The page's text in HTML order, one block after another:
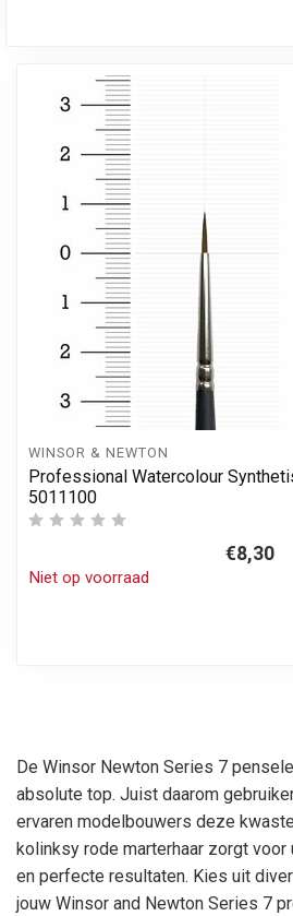
WINSOR & NEWTON
Professional Watercolour
5011100
€8,30
Niet op voorraad
De Winsor Newton Series 7
absolute top. Juist daarom
ervaren modelbouwers deze
kolinksy rode marterhaar zorgt
en perfecte resultaten. Kies uit
jouw Winsor and Newton Series 7